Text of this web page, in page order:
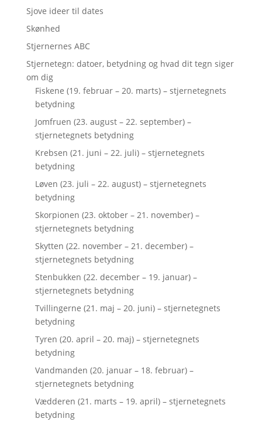
Sjove ideer til dates
Skønhed
Stjernernes ABC
Stjernetegn: datoer, betydning og hvad dit tegn siger
om dig
Fiskene (19. februar – 20. marts) – stjernetegnets
betydning
Jomfruen (23. august – 22. september) –
stjernetegnets betydning
Krebsen (21. juni – 22. juli) – stjernetegnets
betydning
Løven (23. juli – 22. august) – stjernetegnets
betydning
Skorpionen (23. oktober – 21. november) –
stjernetegnets betydning
Skytten (22. november – 21. december) –
stjernetegnets betydning
Stenbukken (22. december – 19. januar) –
stjernetegnets betydning
Tvillingerne (21. maj – 20. juni) – stjernetegnets
betydning
Tyren (20. april – 20. maj) – stjernetegnets
betydning
Vandmanden (20. januar – 18. februar) –
stjernetegnets betydning
Vædderen (21. marts – 19. april) – stjernetegnets
betydning